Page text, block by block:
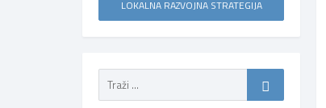
LOKALNA RAZVOJNA STRATEGIJA